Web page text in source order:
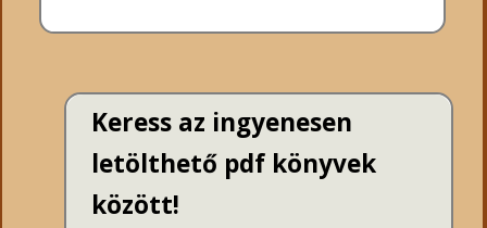
Keress az ingyenesen
letölthető pdf könyvek
között!